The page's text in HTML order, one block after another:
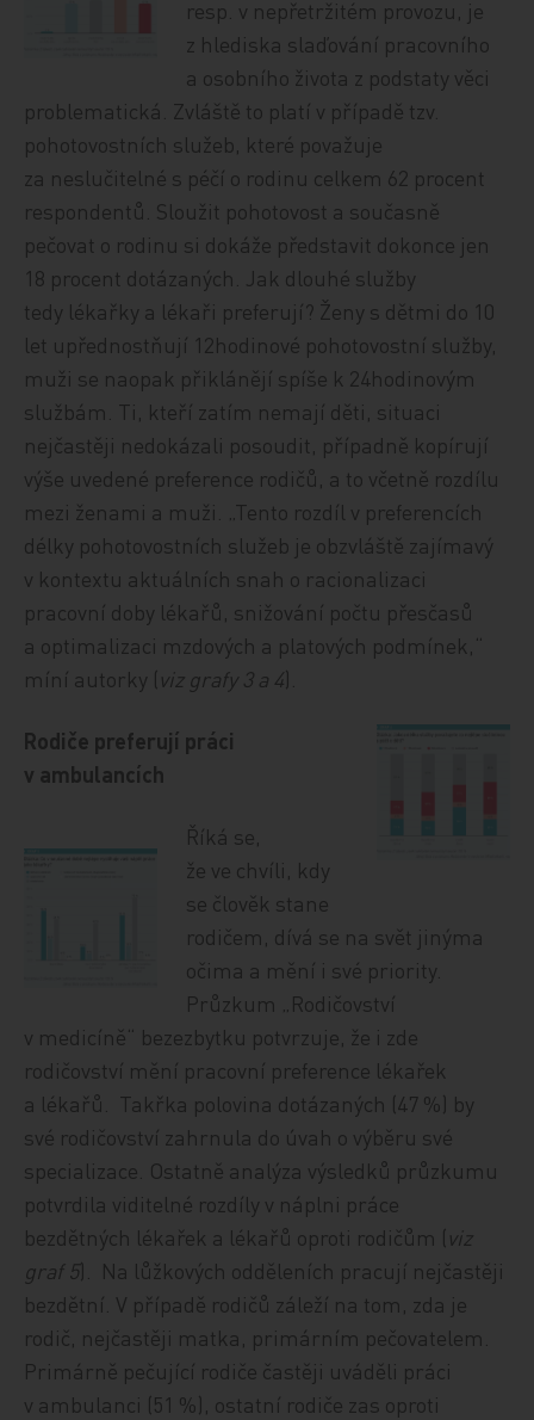
resp. v nepřetržitém provozu, je
z hlediska slaďování pracovního
a osobního života z podstaty věci
problematická. Zvláště to platí v případě tzv.
pohotovostních služeb, které považuje
za neslučitelné s péčí o rodinu celkem 62 procent
respondentů. Sloužit pohotovost a současně
pečovat o rodinu si dokáže představit dokonce jen
18 procent dotázaných. Jak dlouhé služby
tedy lékařky a lékaři preferují? Ženy s dětmi do 10
let upřednostňují 12hodinové pohotovostní služby,
muži se naopak přiklánějí spíše k 24hodinovým
službám. Ti, kteří zatím nemají děti, situaci
nejčastěji nedokázali posoudit, případně kopírují
výše uvedené preference rodičů, a to včetně rozdílu
mezi ženami a muži. „Tento rozdíl v preferencích
délky pohotovostních služeb je obzvláště zajímavý
v kontextu aktuálních snah o racionalizaci
pracovní doby lékařů, snižování počtu přesčasů
a optimalizaci mzdových a platových podmínek,“
míní autorky (viz grafy 3 a 4).
Rodiče preferují práci
v ambulancích
Říká se,
že ve chvíli, kdy
se člověk stane
rodičem, dívá se na svět jinýma
očima a mění i své priority.
Průzkum „Rodičovství
v medicíně“ bezezbytku potvrzuje, že i zde
rodičovství mění pracovní preference lékařek
a lékařů. Takřka polovina dotázaných (47 %) by
své rodičovství zahrnula do úvah o výběru své
specializace. Ostatně analýza výsledků průzkumu
potvrdila viditelné rozdíly v náplni práce
bezdětných lékařek a lékařů oproti rodičům (viz
graf 5). Na lůžkových odděleních pracují nejčastěji
bezdětní. V případě rodičů záleží na tom, zda je
rodič, nejčastěji matka, primárním pečovatelem.
Primárně pečující rodiče častěji uváděli práci
v ambulanci (51 %), ostatní rodiče zas oproti